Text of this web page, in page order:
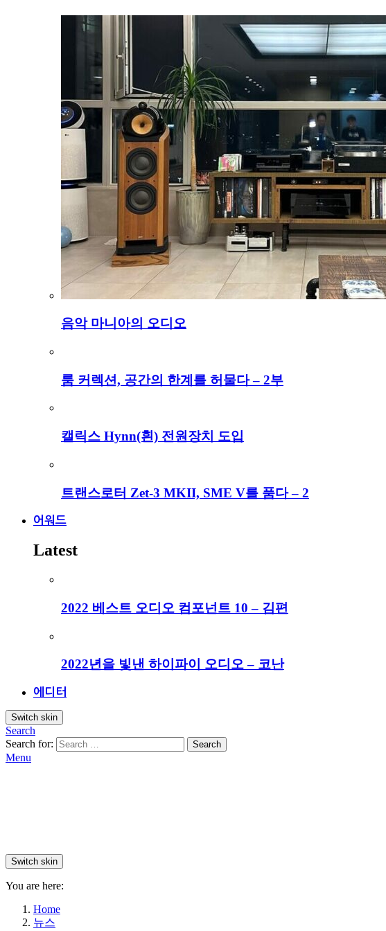
음악 마니아의 오디오
룸 커렉션, 공간의 한계를 허물다 – 2부
캘릭스 Hynn(흰) 전원장치 도입
트랜스로터 Zet-3 MKII, SME V를 품다 – 2
어워드
Latest
2022 베스트 오디오 컴포넌트 10 – 김편
2022년을 빛낸 하이파이 오디오 – 코난
에디터
Switch skin
Search
Search for:
Search
Menu
Switch skin
You are here:
Home
뉴스